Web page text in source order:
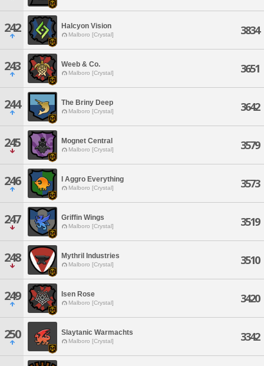
242 Halcyon Vision
Malboro [Crystal] 3834
243 Weeb & Co.
Malboro [Crystal] 3651
244 The Briny Deep
Malboro [Crystal] 3642
245 Mognet Central
Malboro [Crystal] 3579
246 I Aggro Everything
Malboro [Crystal] 3573
247 Griffin Wings
Malboro [Crystal] 3519
248 Mythril Industries
Malboro [Crystal] 3510
249 Isen Rose
Malboro [Crystal] 3420
250 Slaytanic Warmachts
Malboro [Crystal] 3342